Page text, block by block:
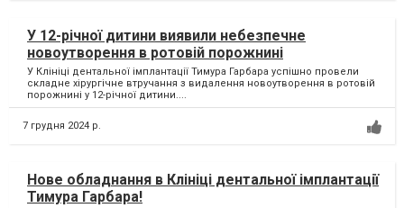
У 12-річної дитини виявили небезпечне
новоутворення в ротовій порожнині
У Клініці дентальної імплантації Тимура Гарбара успішно провели
складне хірургічне втручання з видалення новоутворення в ротовій
порожнині у 12-річної дитини....
7 грудня 2024 р.
Нове обладнання в Клініці дентальної імплантації
Тимура Гарбара!